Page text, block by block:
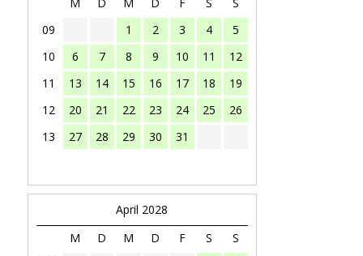
09
1 2 3 4
5
10
6 7 8 9 10 11
12
11
13 14 15 16 17 18
19
12
20 21 22 23 24 25
26
13
27 28 29 30 31
April 2028
M
D M D F S
S